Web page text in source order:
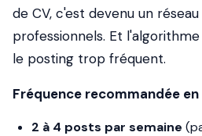
de CV, c'est devenu un
professionnels. Et
le posting trop fréquent.
Fréquence recommandée en
2 à 4 posts par semaine